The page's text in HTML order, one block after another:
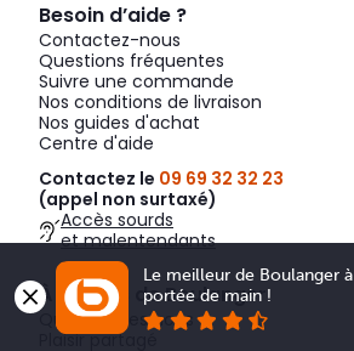
Besoin d’aide ?
Contactez-nous
Questions fréquentes
Suivre une commande
Nos conditions de livraison
Nos guides d'achat
Centre d'aide
Contactez le 09 69 32 32 23
(appel non surtaxé)
Accès sourds
et malentendants
À propos de Boulanger
Qui sommes nous
Plaisir partagé
Le meilleur de Boulanger à
portée de main !